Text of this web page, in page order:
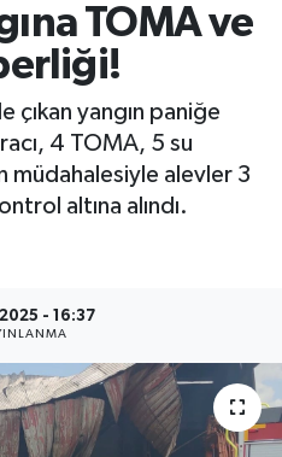
TOMA ve
çıkan yangın paniğe
4 TOMA, 5 su
alevler 3
altına alındı.
- 16:37